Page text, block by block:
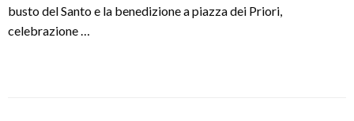
busto del Santo e la benedizione a piazza dei Priori,
celebrazione …